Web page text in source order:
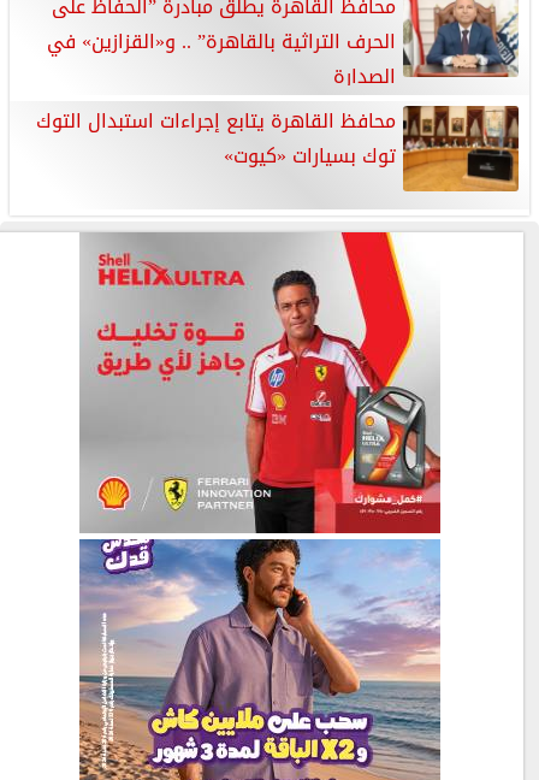
الحرف التراثية بالقاهرة” .. و«القزازين» في
الصدارة
محافظ القاهرة يتابع إجراءات استبدال التوك
توك بسيارات «كيوت»